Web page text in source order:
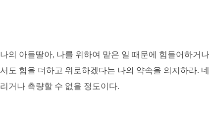
나의 아들딸아, 나를 위하여 맡은 일 때문에 힘들어하거
서도 힘을 더하고 위로하겠다는 나의 약속을 의지하라.
리거나 측량할 수 없을 정도이다.